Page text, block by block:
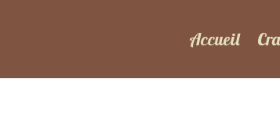
Accueil